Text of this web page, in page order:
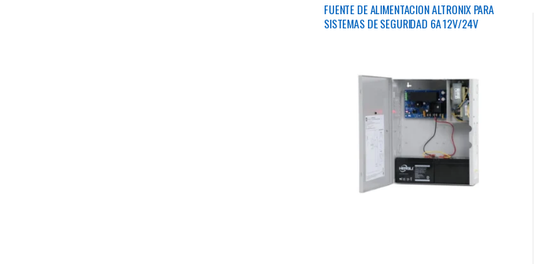
FUENTE DE ALIMENTACION ALTRONIX PARA
SISTEMAS DE SEGURIDAD 6A 12V/24V